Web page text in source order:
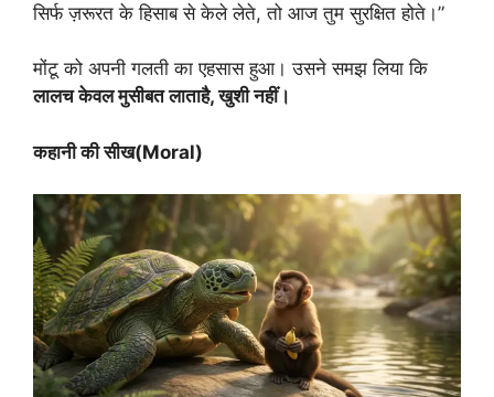
सिर्फ ज़रूरत के हिसाब से केले लेते, तो आज तुम सुरक्षित होते।”
मोंटू को अपनी गलती का एहसास हुआ। उसने समझ लिया कि
लालच केवल मुसीबत लाताहै, खुशी नहीं।
कहानी की सीख(Moral)